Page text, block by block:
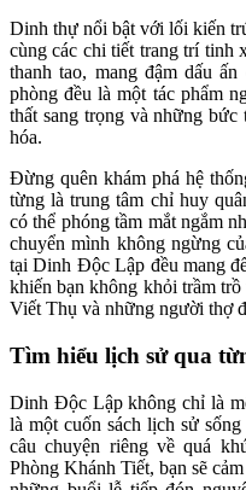
Dinh thự nổi bật với lối kiến
cùng các chi tiết trang trí tinh
thanh tao, mang đậm dấu
phòng đều là một tác phẩm
thất sang trọng và những
hóa.
Đừng quên khám phá hệ
từng là trung tâm chỉ huy
có thể phóng tầm mắt ngắm
chuyển mình không ngừng
tại Dinh Độc Lập đều mang
khiến bạn không khỏi trầm
Viết Thụ và những người thợ
Tìm hiểu lịch sử qua
Dinh Độc Lập không chỉ là
là một cuốn sách lịch sử
câu chuyện riêng về quá
Phòng Khánh Tiết, bạn sẽ